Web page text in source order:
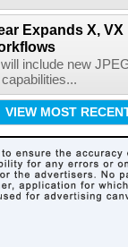
Expands X,
include new
VIEW MOST